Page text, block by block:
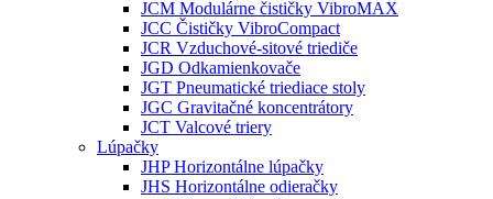
JCM Modulárne čističky VibroMAX
JCC Čističky VibroCompact
JCR Vzduchové-sitové triediče
JGD Odkamienkovače
JGT Pneumatické triediace stoly
JGC Gravitačné koncentrátory
JCT Valcové triery
Lúpačky
JHP Horizontálne lúpačky
JHS Horizontálne odieračky